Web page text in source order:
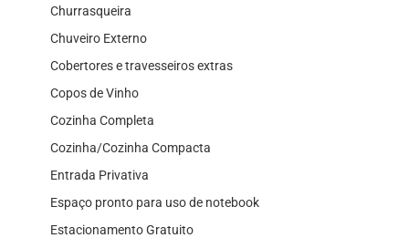
Churrasqueira
Chuveiro Externo
Cobertores e travesseiros extras
Copos de Vinho
Cozinha Completa
Cozinha/Cozinha Compacta
Entrada Privativa
Espaço pronto para uso de notebook
Estacionamento Gratuito